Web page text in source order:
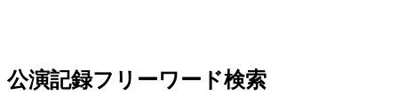
公演記録フリーワード検索